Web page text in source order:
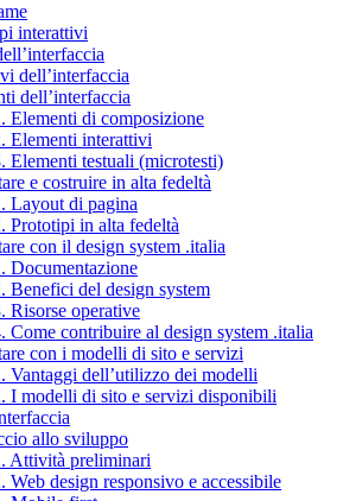
interattivi
dell’interfaccia
dell’interfaccia
Elementi di composizione
Elementi interattivi
Elementi testuali (microtesti)
e costruire in alta fedeltà
Layout di pagina
Prototipi in alta fedeltà
con il design system .italia
Documentazione
Benefici del design system
Risorse operative
Come contribuire al design system .italia
con i modelli di sito e servizi
Vantaggi dell’utilizzo dei modelli
I modelli di sito e servizi disponibili
allo sviluppo
Attività preliminari
Web design responsivo e accessibile